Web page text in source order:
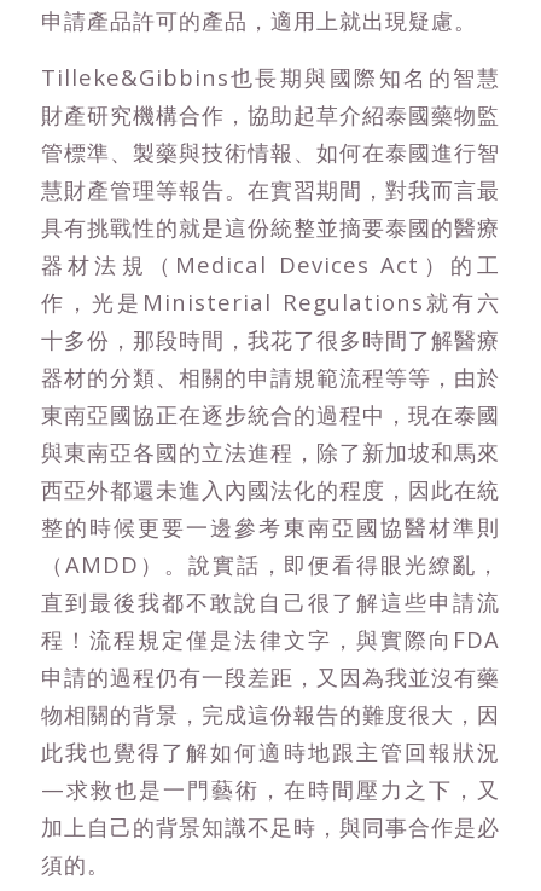
申請產品許可的產品，適用上就出現疑慮。
Tilleke&Gibbins也長期與國際知名的智慧
財產研究機構合作，協助起草介紹泰國藥物監
管標準、製藥與技術情報、如何在泰國進行智
慧財產管理等報告。在實習期間，對我而言最
具有挑戰性的就是這份統整並摘要泰國的醫療
器材法規（Medical Devices Act）的工
作，光是Ministerial Regulations就有六
十多份，那段時間，我花了很多時間了解醫療
器材的分類、相關的申請規範流程等等，由於
東南亞國協正在逐步統合的過程中，現在泰國
與東南亞各國的立法進程，除了新加坡和馬來
西亞外都還未進入內國法化的程度，因此在統
整的時候更要一邊參考東南亞國協醫材準則
（AMDD）。說實話，即便看得眼光繚亂，
直到最後我都不敢說自己很了解這些申請流
程！流程規定僅是法律文字，與實際向FDA
申請的過程仍有一段差距，又因為我並沒有藥
物相關的背景，完成這份報告的難度很大，因
此我也覺得了解如何適時地跟主管回報狀況
—求救也是一門藝術，在時間壓力之下，又
加上自己的背景知識不足時，與同事合作是必
須的。